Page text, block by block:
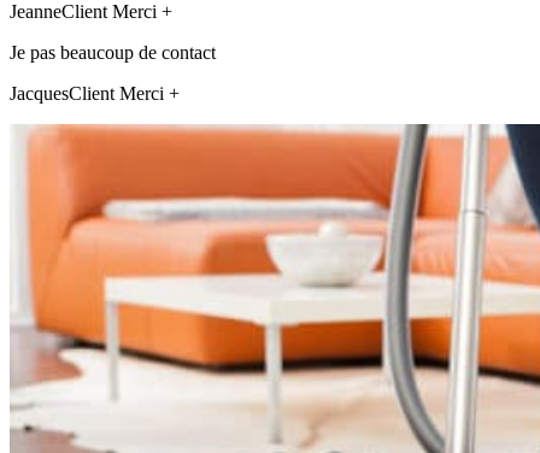
JeanneClient Merci +
Je pas beaucoup de contact
JacquesClient Merci +